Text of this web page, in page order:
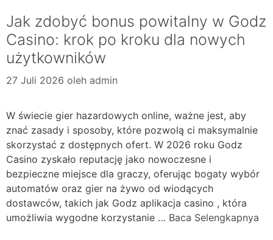
Jak zdobyć bonus powitalny w Godz
Casino: krok po kroku dla nowych
użytkowników
27 Juli 2026 oleh admin
W świecie gier hazardowych online, ważne jest, aby
znać zasady i sposoby, które pozwolą ci maksymalnie
skorzystać z dostępnych ofert. W 2026 roku Godz
Casino zyskało reputację jako nowoczesne i
bezpieczne miejsce dla graczy, oferując bogaty wybór
automatów oraz gier na żywo od wiodących
dostawców, takich jak Godz aplikacja casino , która
umożliwia wygodne korzystanie … Baca Selengkapnya